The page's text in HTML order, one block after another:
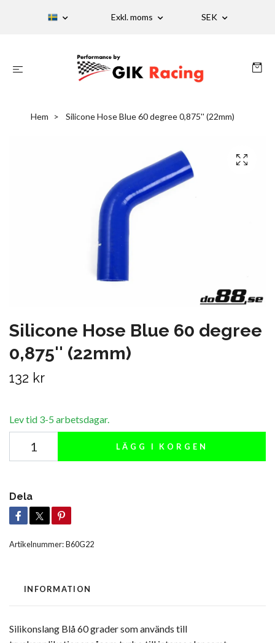
Exkl. moms SEK
Hem Silicone Hose Blue 60 degree 0,875'' (22mm)
Silicone Hose Blue 60 degree
0,875'' (22mm)
132 kr
Lev tid 3-5 arbetsdagar.
LÄGG I KORGEN
Dela
Artikelnummer:B60G22
INFORMATION
Silikonslang Blå 60 grader som används till